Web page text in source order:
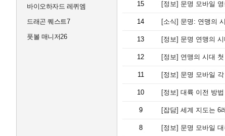
바이오하자드 레퀴엠
드래곤 퀘스트7
풋볼 매니저26
15 [정보] 문명 모바일
14 [소식] 문명: 연맹의
13 [정보] 문명 연맹의
12 [정보] 연맹의 시대
11 [정보] 문명 모바일
10 [정보] 대륙 이전 방
9 [잡담] 세계 지도는 6
8 [정보] 문명 모바일